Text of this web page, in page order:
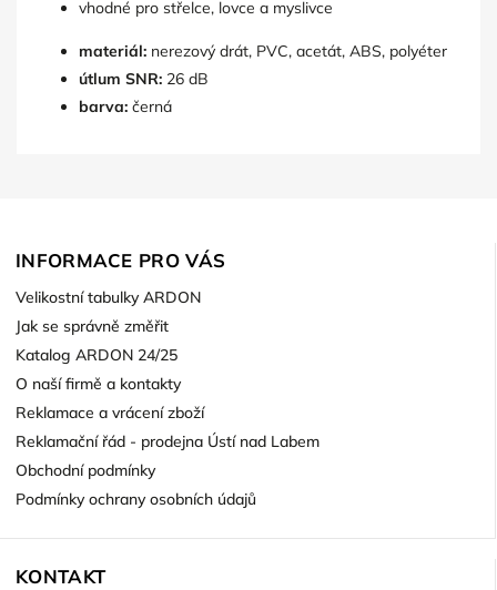
vhodné pro střelce, lovce a myslivce
materiál: nerezový drát, PVC, acetát, ABS, polyéter
útlum SNR: 26 dB
barva: černá
INFORMACE PRO VÁS
Velikostní tabulky ARDON
Jak se správně změřit
Katalog ARDON 24/25
O naší firmě a kontakty
Reklamace a vrácení zboží
Reklamační řád - prodejna Ústí nad Labem
Obchodní podmínky
Podmínky ochrany osobních údajů
KONTAKT